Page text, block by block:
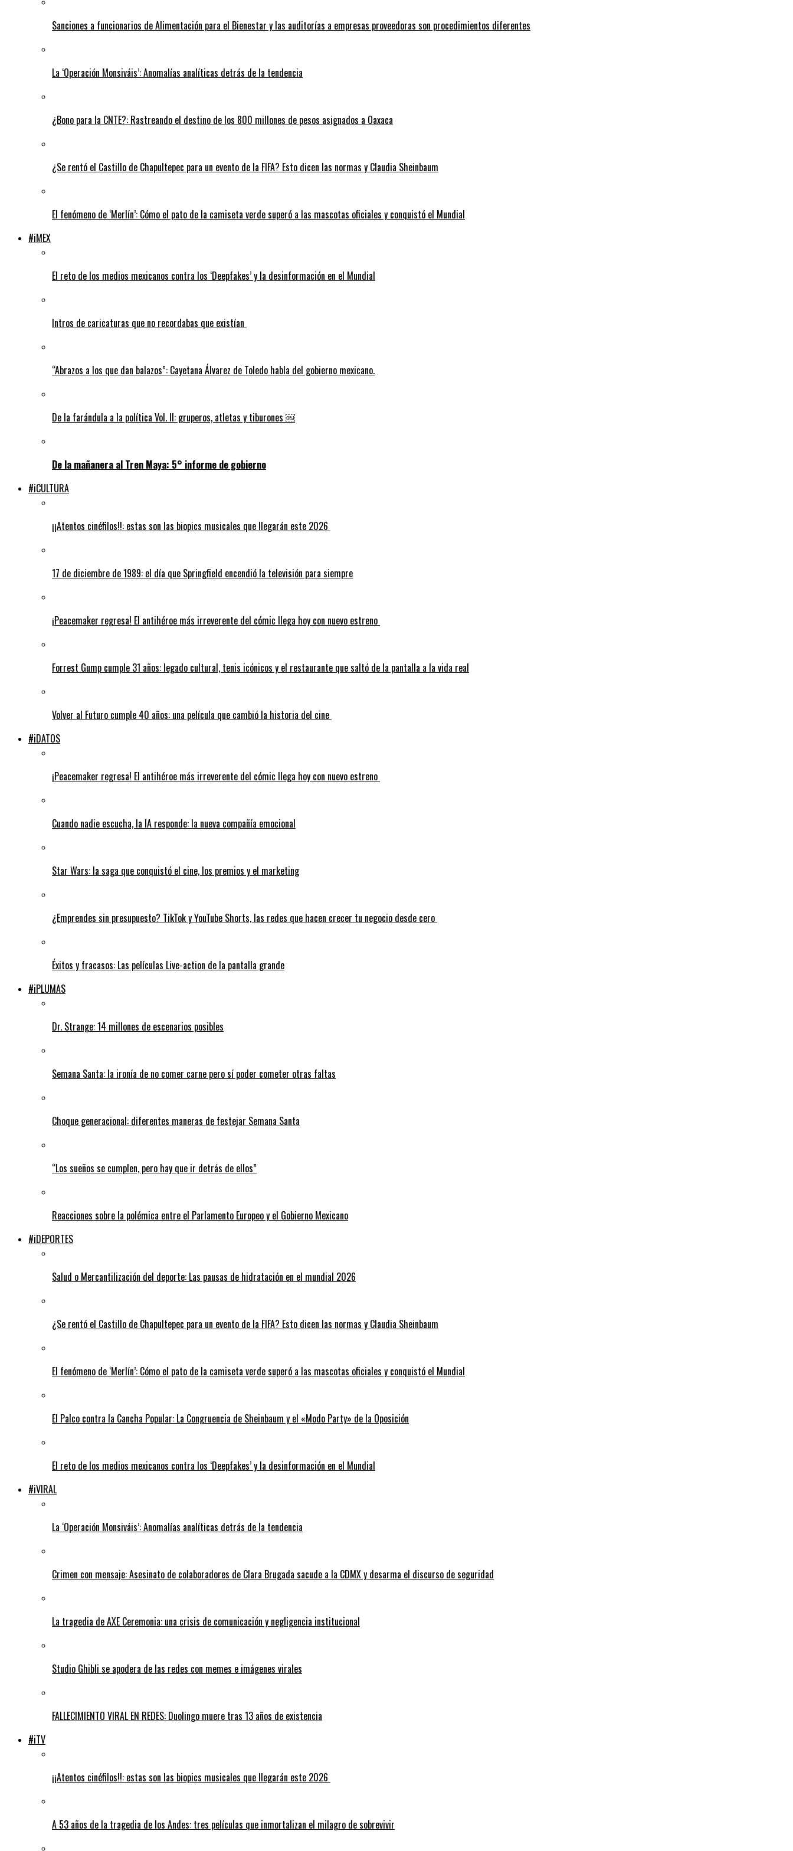
Sanciones a funcionarios de Alimentación para el Bienestar y las auditorías a empresas proveedoras son procedimientos diferentes
La ‘Operación Monsiváis’: Anomalías analíticas detrás de la tendencia
¿Bono para la CNTE?: Rastreando el destino de los 800 millones de pesos asignados a Oaxaca
¿Se rentó el Castillo de Chapultepec para un evento de la FIFA? Esto dicen las normas y Claudia Sheinbaum
El fenómeno de ‘Merlín’: Cómo el pato de la camiseta verde superó a las mascotas oficiales y conquistó el Mundial
#iMEX
El reto de los medios mexicanos contra los ‘Deepfakes’ y la desinformación en el Mundial
Intros de caricaturas que no recordabas que existían
“Abrazos a los que dan balazos”: Cayetana Álvarez de Toledo habla del gobierno mexicano.
De la farándula a la política Vol. II: gruperos, atletas y tiburones ￼
De la mañanera al Tren Maya: 5° informe de gobierno
#iCULTURA
¡¡Atentos cinéfilos!!: estas son las biopics musicales que llegarán este 2026
17 de diciembre de 1989: el día que Springfield encendió la televisión para siempre
¡Peacemaker regresa! El antihéroe más irreverente del cómic llega hoy con nuevo estreno
Forrest Gump cumple 31 años: legado cultural, tenis icónicos y el restaurante que saltó de la pantalla a la vida real
Volver al Futuro cumple 40 años: una película que cambió la historia del cine
#iDATOS
¡Peacemaker regresa! El antihéroe más irreverente del cómic llega hoy con nuevo estreno
Cuando nadie escucha, la IA responde: la nueva compañía emocional
Star Wars: la saga que conquistó el cine, los premios y el marketing
¿Emprendes sin presupuesto? TikTok y YouTube Shorts, las redes que hacen crecer tu negocio desde cero
Éxitos y fracasos: Las películas Live-action de la pantalla grande
#iPLUMAS
Dr. Strange: 14 millones de escenarios posibles
Semana Santa: la ironía de no comer carne pero sí poder cometer otras faltas
Choque generacional: diferentes maneras de festejar Semana Santa
“Los sueños se cumplen, pero hay que ir detrás de ellos”
Reacciones sobre la polémica entre el Parlamento Europeo y el Gobierno Mexicano
#iDEPORTES
Salud o Mercantilización del deporte: Las pausas de hidratación en el mundial 2026
¿Se rentó el Castillo de Chapultepec para un evento de la FIFA? Esto dicen las normas y Claudia Sheinbaum
El fenómeno de ‘Merlín’: Cómo el pato de la camiseta verde superó a las mascotas oficiales y conquistó el Mundial
El Palco contra la Cancha Popular: La Congruencia de Sheinbaum y el «Modo Party» de la Oposición
El reto de los medios mexicanos contra los ‘Deepfakes’ y la desinformación en el Mundial
#iVIRAL
La ‘Operación Monsiváis’: Anomalías analíticas detrás de la tendencia
Crimen con mensaje: Asesinato de colaboradores de Clara Brugada sacude a la CDMX y desarma el discurso de seguridad
La tragedia de AXE Ceremonia: una crisis de comunicación y negligencia institucional
Studio Ghibli se apodera de las redes con memes e imágenes virales
FALLECIMIENTO VIRAL EN REDES: Duolingo muere tras 13 años de existencia
#iTV
¡¡Atentos cinéfilos!!: estas son las biopics musicales que llegarán este 2026
A 53 años de la tragedia de los Andes: tres películas que inmortalizan el milagro de sobrevivir